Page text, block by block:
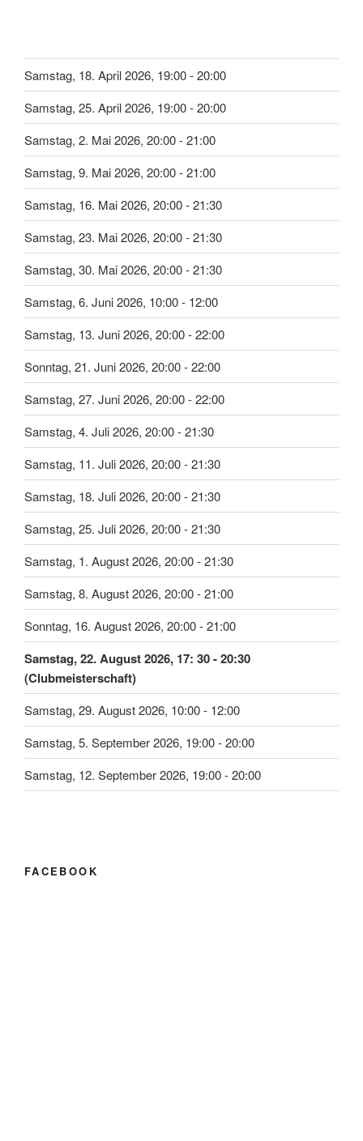
Samstag, 18. April 2026, 19:00 - 20:00
Samstag, 25. April 2026, 19:00 - 20:00
Samstag, 2. Mai 2026, 20:00 - 21:00
Samstag, 9. Mai 2026, 20:00 - 21:00
Samstag, 16. Mai 2026, 20:00 - 21:30
Samstag, 23. Mai 2026, 20:00 - 21:30
Samstag, 30. Mai 2026, 20:00 - 21:30
Samstag, 6. Juni 2026, 10:00 - 12:00
Samstag, 13. Juni 2026, 20:00 - 22:00
Sonntag, 21. Juni 2026, 20:00 - 22:00
Samstag, 27. Juni 2026, 20:00 - 22:00
Samstag, 4. Juli 2026, 20:00 - 21:30
Samstag, 11. Juli 2026, 20:00 - 21:30
Samstag, 18. Juli 2026, 20:00 - 21:30
Samstag, 25. Juli 2026, 20:00 - 21:30
Samstag, 1. August 2026, 20:00 - 21:30
Samstag, 8. August 2026, 20:00 - 21:00
Sonntag, 16. August 2026, 20:00 - 21:00
Samstag, 22. August 2026, 17: 30 - 20:30
(Clubmeisterschaft)
Samstag, 29. August 2026, 10:00 - 12:00
Samstag, 5. September 2026, 19:00 - 20:00
Samstag, 12. September 2026, 19:00 - 20:00
FACEBOOK